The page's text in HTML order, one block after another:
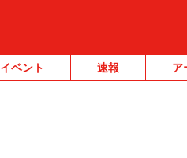
イベント 速報 ア